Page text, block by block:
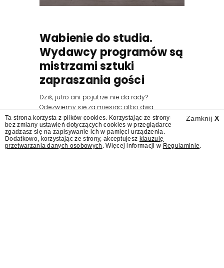
Wabienie do studia.
Wydawcy programów są
mistrzami sztuki
zapraszania gości
Dziś, jutro ani pojutrze nie da rady?
Odezwiemy się za miesiąc albo dwa.
Wydawcy programów są mistrzami sztuki
zapraszania gości.
Zamknij X
Ta strona korzysta z plików cookies. Korzystając ze strony
bez zmiany ustawień dotyczących cookies w przeglądarce
zgadzasz się na zapisywanie ich w pamięci urządzenia.
Dodatkowo, korzystając ze strony, akceptujesz klauzulę
przetwarzania danych osobowych . Więcej informacji w Regulaminie.